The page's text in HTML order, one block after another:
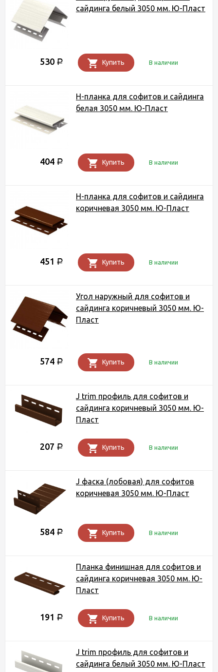
сайдинга белый 3050 мм. Ю-Пласт
530 Р Купить В наличии
Н-планка для софитов и сайдинга
белая 3050 мм. Ю-Пласт
404 Р Купить В наличии
Н-планка для софитов и сайдинга
коричневая 3050 мм. Ю-Пласт
451 Р Купить В наличии
Угол наружный для софитов и
сайдинга коричневый 3050 мм. Ю-
Пласт
574 Р Купить В наличии
J trim профиль для софитов и
сайдинга коричневый 3050 мм. Ю-
Пласт
207 Р Купить В наличии
J фаска (лобовая) для софитов
коричневая 3050 мм. Ю-Пласт
584 Р Купить В наличии
Планка финишная для софитов и
сайдинга коричневая 3050 мм. Ю-
Пласт
191 Р Купить В наличии
J trim профиль для софитов и
сайдинга белый 3050 мм. Ю-Пласт